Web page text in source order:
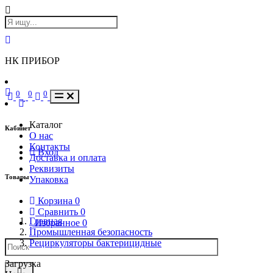
НК ПРИБОР
Кабинет
Вход
Товары
Корзина 0
Сравнить 0
Избранное 0
0 0 0
Каталог
О нас
Контакты
Доставка и оплата
Реквизиты
Упаковка
Главная
Промышленная безопасность
Рециркуляторы бактерицидные
Загрузка